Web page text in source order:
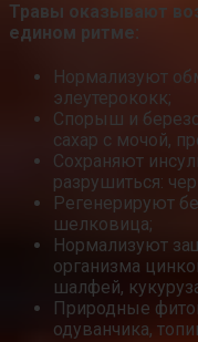
Травы оказывают
едином ритме:
Нормализуют
элеутерококк;
Спорыш и
сахар с мочой,
Сохраняют
разрушиться:
Регенерируют
шелковица;
Нормализуют
организма
шалфей,
Природные
одуванчика,